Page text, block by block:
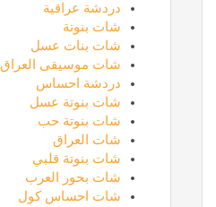
دردشة عراقية
شات بنوتة
شات بنات عسل
شات موسيقى العراق
دردشة احساس
شات بنوتة عسل
شات بنوتة حب
شات العراق
شات بنوتة قلبي
شات بحور العرب
شات احساس كول